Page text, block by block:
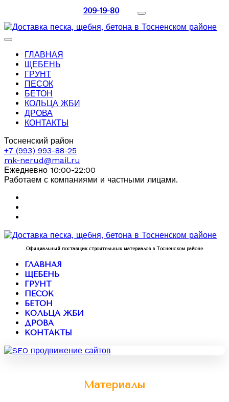
209-19-80
ГЛАВНАЯ
ЩЕБЕНЬ
ГРУНТ
ПЕСОК
БЕТОН
КОЛЬЦА ЖБИ
ДРОВА
КОНТАКТЫ
Тосненский район
+7 (993) 993-88-25
mk-nerud@mail.ru
Ежедневно 10:00-22:00
Работаем с компаниями и частными лицами.
Официальный поставщик строительных материалов в Тосненском районе
ГЛАВНАЯ
ЩЕБЕНЬ
ГРУНТ
ПЕСОК
БЕТОН
КОЛЬЦА ЖБИ
ДРОВА
КОНТАКТЫ
Материалы